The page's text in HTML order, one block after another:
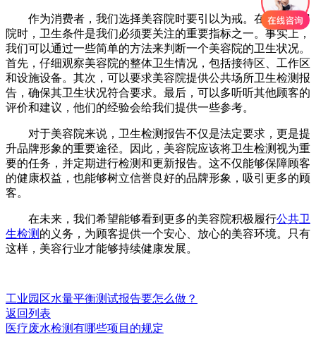
作为消费者，我们选择美容院时要引以为戒。在选择美容
院时，卫生条件是我们必须要关注的重要指标之一。事实上，
我们可以通过一些简单的方法来判断一个美容院的卫生状况。
首先，仔细观察美容院的整体卫生情况，包括接待区、工作区
和设施设备。其次，可以要求美容院提供公共场所卫生检测报
告，确保其卫生状况符合要求。最后，可以多听听其他顾客的
评价和建议，他们的经验会给我们提供一些参考。
对于美容院来说，卫生检测报告不仅是法定要求，更是提
升品牌形象的重要途径。因此，美容院应该将卫生检测视为重
要的任务，并定期进行检测和更新报告。这不仅能够保障顾客
的健康权益，也能够树立信誉良好的品牌形象，吸引更多的顾
客。
在未来，我们希望能够看到更多的美容院积极履行公共卫
生检测 的义务，为顾客提供一个安心、放心的美容环境。只有
这样，美容行业才能够持续健康发展。
工业园区水量平衡测试报告要怎么做？
返回列表
医疗废水检测有哪些项目的规定